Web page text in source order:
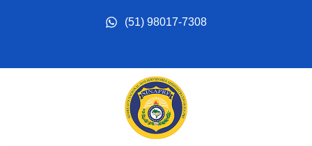
(‪51) 98017‑7308